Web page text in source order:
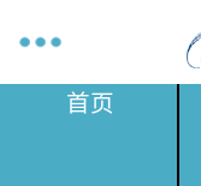
首页